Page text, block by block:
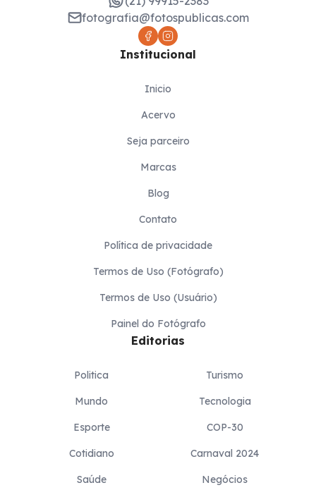
fotografia@fotospublicas.com
Institucional
Inicio
Acervo
Seja parceiro
Marcas
Blog
Contato
Política de privacidade
Termos de Uso (Fotógrafo)
Termos de Uso (Usuário)
Painel do Fotógrafo
Editorias
Politica
Mundo
Esporte
Cotidiano
Saúde
Turismo
Tecnologia
COP-30
Carnaval 2024
Negócios